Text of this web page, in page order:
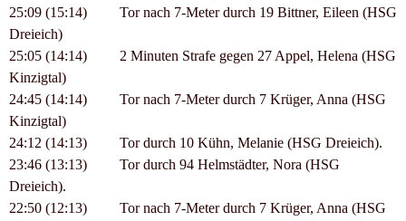
25:09 (15:14) Tor nach 7-Meter durch 19 Bittner, Eileen (HSG
Dreieich)
25:05 (14:14) 2 Minuten Strafe gegen 27 Appel, Helena (HSG
Kinzigtal)
24:45 (14:14) Tor nach 7-Meter durch 7 Krüger, Anna (HSG
Kinzigtal)
24:12 (14:13) Tor durch 10 Kühn, Melanie (HSG Dreieich).
23:46 (13:13) Tor durch 94 Helmstädter, Nora (HSG
Dreieich).
22:50 (12:13) Tor nach 7-Meter durch 7 Krüger, Anna (HSG